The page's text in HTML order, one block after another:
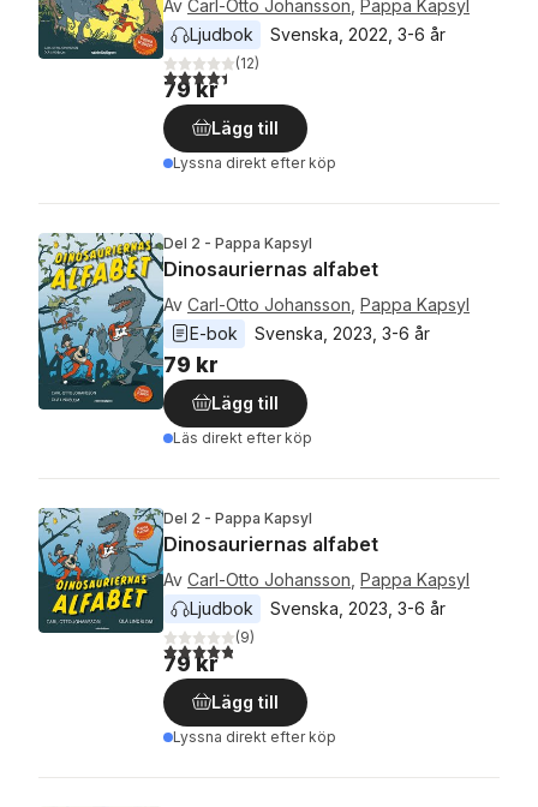
Av Carl-Otto Johansson Pappa Kapsyl
Ljudbok
Svenska 2022 3-6 år
4,4utav 5 stjärnor. Totalt antal röster:
(12)
79 kr
Lägg till
Lyssna direkt efter köp
Del 2 - Pappa Kapsyl
Dinosauriernas alfabet
Av Carl-Otto Johansson Pappa Kapsyl
E-bok
Svenska 2023 3-6 år
79 kr
Lägg till
Läs direkt efter köp
Del 2 - Pappa Kapsyl
Dinosauriernas alfabet
Av Carl-Otto Johansson Pappa Kapsyl
Ljudbok
Svenska 2023 3-6 år
4,8utav 5 stjärnor. Totalt antal röster:
(9)
79 kr
Lägg till
Lyssna direkt efter köp